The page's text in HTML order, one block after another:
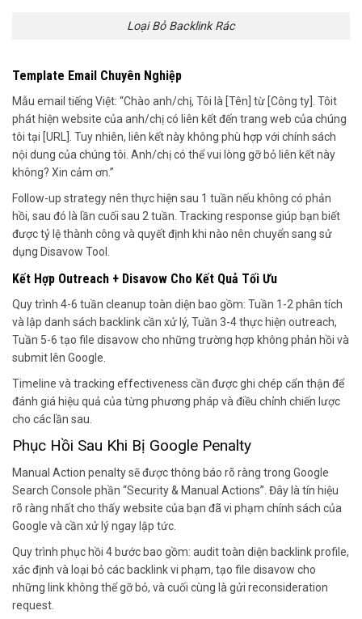
Loại Bỏ Backlink Rác
Template Email Chuyên Nghiệp
Mẫu email tiếng Việt: “Chào anh/chị, Tôi là [Tên] từ [Công ty]. Tôit
phát hiện website của anh/chị có liên kết đến trang web của chúng
tôi tại [URL]. Tuy nhiên, liên kết này không phù hợp với chính sách
nội dung của chúng tôi. Anh/chị có thể vui lòng gỡ bỏ liên kết này
không? Xin cảm ơn.”
Follow-up strategy nên thực hiện sau 1 tuần nếu không có phản
hồi, sau đó là lần cuối sau 2 tuần. Tracking response giúp bạn biết
được tỷ lệ thành công và quyết định khi nào nên chuyển sang sử
dụng Disavow Tool.
Kết Hợp Outreach + Disavow Cho Kết Quả Tối Ưu
Quy trình 4-6 tuần cleanup toàn diện bao gồm: Tuần 1-2 phân tích
và lập danh sách backlink cần xử lý, Tuần 3-4 thực hiện outreach,
Tuần 5-6 tạo file disavow cho những trường hợp không phản hồi và
submit lên Google.
Timeline và tracking effectiveness cần được ghi chép cẩn thận để
đánh giá hiệu quả của từng phương pháp và điều chỉnh chiến lược
cho các lần sau.
Phục Hồi Sau Khi Bị Google Penalty
Manual Action penalty sẽ được thông báo rõ ràng trong Google
Search Console phần “Security & Manual Actions”. Đây là tín hiệu
rõ ràng nhất cho thấy website của bạn đã vi phạm chính sách của
Google và cần xử lý ngay lập tức.
Quy trình phục hồi 4 bước bao gồm: audit toàn diện backlink profile,
xác định và loại bỏ các backlink vi phạm, tạo file disavow cho
những link không thể gỡ bỏ, và cuối cùng là gửi reconsideration
request.